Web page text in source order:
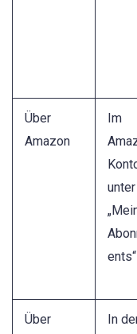
Über
Amazon
Im
unter
ents“
Über
In